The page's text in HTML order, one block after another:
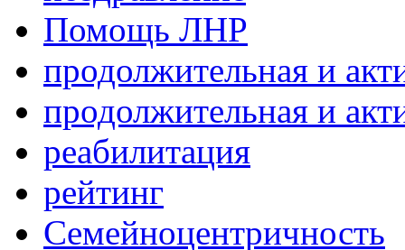
Помощь ЛНР
продолжительная и
продолжительная и
реабилитация
рейтинг
Семейноцентричность